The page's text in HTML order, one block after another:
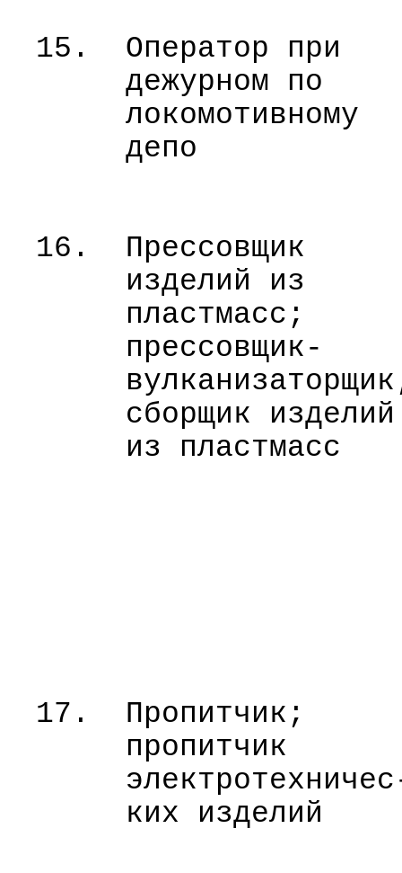
15.
Оператор при
дежурном по
локомотивному
депо
16.
Прессовщик
изделий из
пластмасс;
прессовщик-
сборщик изделий
из пластмасс
17.
Пропитчик;
пропитчик
ких изделий